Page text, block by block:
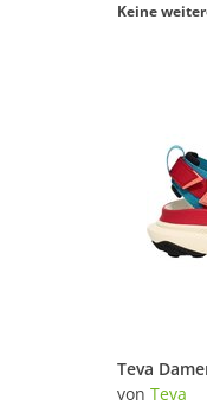
Keine
Teva
von Teva